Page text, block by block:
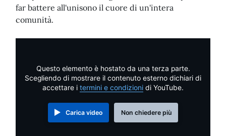
far battere all'unisono il cuore di un'intera
comunità.
Questo elemento è hostato da una terza parte.
Scegliendo di mostrare il contenuto esterno dichiari di
accettare i termini e condizioni di YouTube.
Carica video Non chiedere più